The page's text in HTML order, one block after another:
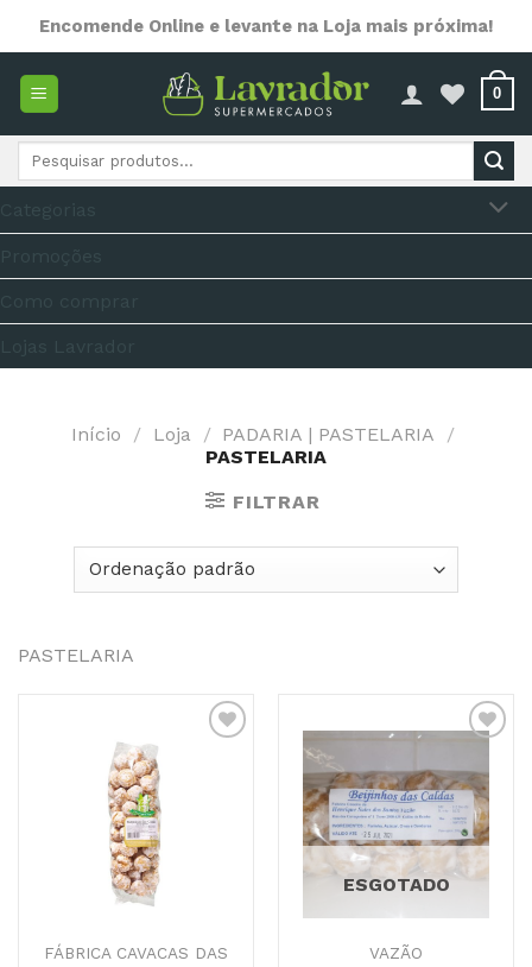
content
Encomende Online e levante na Loja mais próxima!
0
Pesquisar
Início / Loja / PADARIA | PASTELARIA
/
PASTELARIA
FILTRAR
PASTELARIA
FÁBRICA CAVACAS DAS
Adicionar
aos
Favoritos
ESGOTADO
VAZÃO